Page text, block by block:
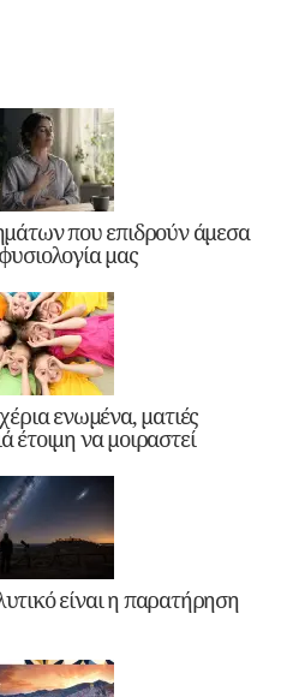
που επιδρούν άμεσα
μας
ενωμένα, ματιές
έτοιμη να μοιραστεί
είναι η παρατήρηση